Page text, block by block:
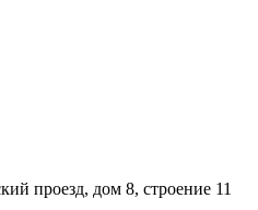
проезд, дом 8, строение 11